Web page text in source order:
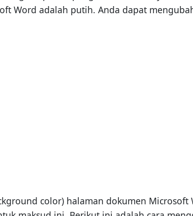
Word adalah putih. Anda dapat
color) halaman dokumen